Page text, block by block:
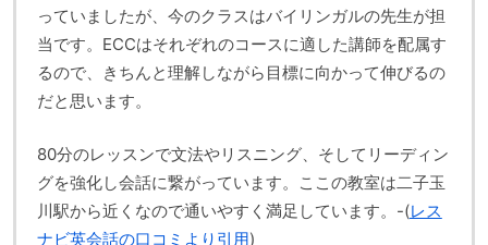
っていましたが、今のクラスはバイリンガルの先生が担
当です。ECCはそれぞれのコースに適した講師を配属す
るので、きちんと理解しながら目標に向かって伸びるの
だと思います。
80分のレッスンで文法やリスニング、そしてリーディン
グを強化し会話に繋がっています。ここの教室は二子玉
川駅から近くなので通いやすく満足しています。-(レス
ナビ英会話の口コミより引用)